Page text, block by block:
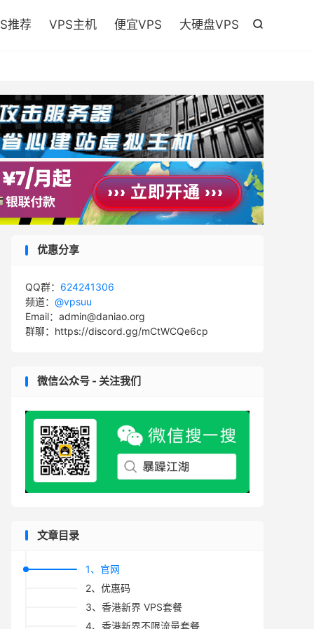

推荐 VPS主机 便宜VPS 大硬盘VPS
优惠分享
QQ群： 624241306
频道： @vpsuu
Email：admin@daniao.org
群聊：https://discord.gg/mCtWCQe6cp
微信公众号 - 关注我们
文章目录
1、官网
2、优惠码
3、香港新界 VPS套餐
4、香港新界不限流量套餐